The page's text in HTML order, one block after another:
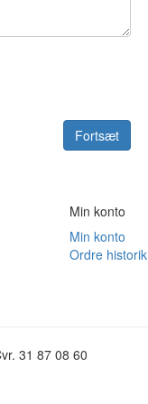
Fortsæt
Min konto
Min konto
Ordre historik
31 87 08 60